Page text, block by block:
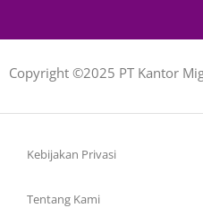
Copyright ©2025 PT Kantor
Kebijakan Privasi
Tentang Kami